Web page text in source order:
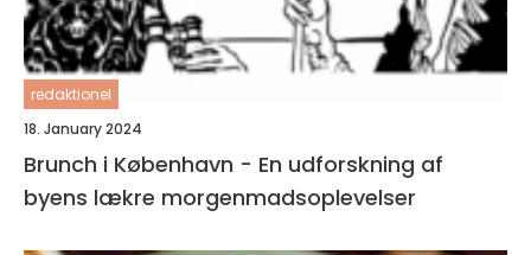
redaktionel
18. January 2024
Brunch i København - En udforskning af
byens lækre morgenmadsoplevelser